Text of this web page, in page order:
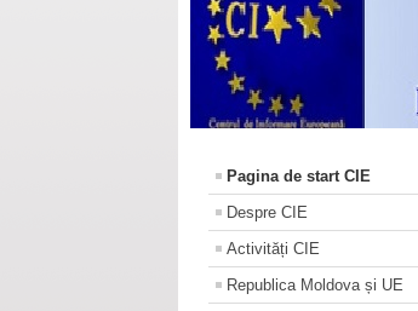
Pagina de start CIE
Despre CIE
Activități CIE
Republica Moldova și UE